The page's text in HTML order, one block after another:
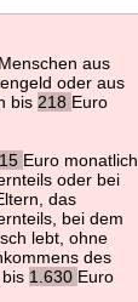
aus
oder aus
bis 218 Euro
Euro monatlich,
oder bei
das
bei dem
lebt, ohne
des
1.630 Euro